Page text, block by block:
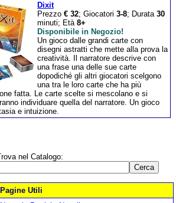
Dixit
Prezzo € 32; Giocatori 3-8; Durata 30
minuti; Età 8+
Disponibile in Negozio!
Un gioco dalle grandi carte con
disegni astratti che mette alla prova la
creatività. Il narratore descrive con
una frase una delle sue carte
dopodiché gli altri giocatori scelgono
una tra le loro carte che ha più
fatta. Le carte scelte si mescolano e si
individuare quella del narratore. Un gioco
e intuizione.
nel Catalogo:
Pagine Utili